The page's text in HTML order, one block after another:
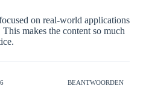
on real-world applications
makes the content so much
BEANTWOORDEN